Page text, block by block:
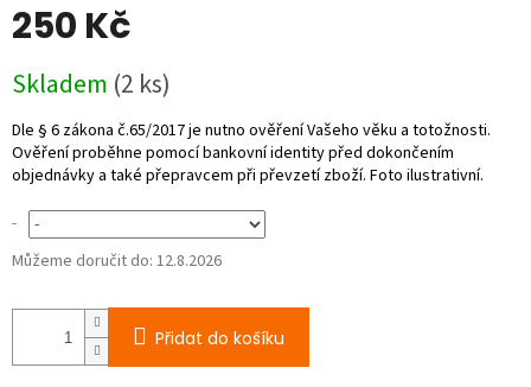
250 Kč
cena:
Skladem (2 ks)
-
Můžeme doručit do: 12.8.2026
Přidat do košíku